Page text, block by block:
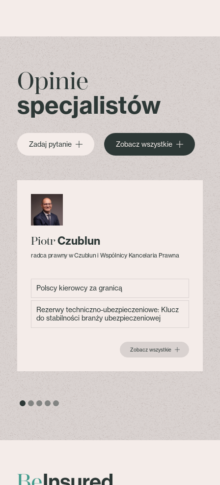
Opinie
specjalistów
Zadaj pytanie Zobacz wszystkie
PiotrCzublun
radca prawny w Czublun i Wspólnicy Kancelaria Prawna
Polscy kierowcy za granicą
Rezerwy techniczno-ubezpieczeniowe: Klucz
do stabilności branży ubezpieczeniowej
Zobacz wszystkie